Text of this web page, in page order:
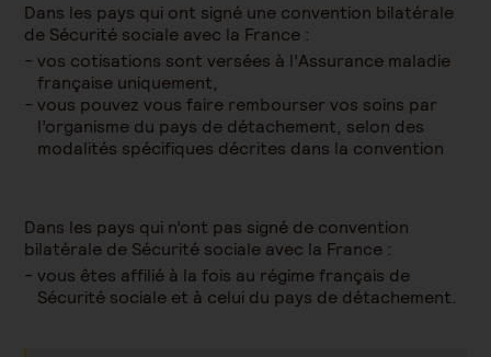
Dans les pays qui ont signé une convention bilatérale
de Sécurité sociale avec la France :
vos cotisations sont versées à l’Assurance maladie
française uniquement,
vous pouvez vous faire rembourser vos soins par
l’organisme du pays de détachement, selon des
modalités spécifiques décrites dans la convention
Dans les pays qui n’ont pas signé de convention
bilatérale de Sécurité sociale avec la France :
vous êtes affilié à la fois au régime français de
Sécurité sociale et à celui du pays de détachement.